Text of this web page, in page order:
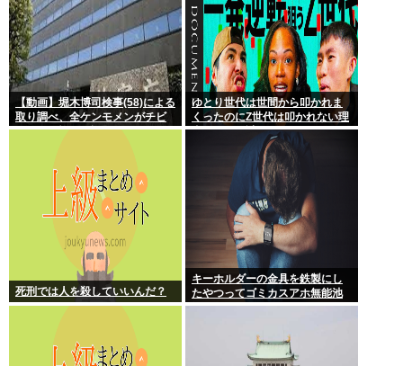
【動画】堀木博司検事(58)による
取り調べ、全ケンモメンがチビ
るくらい怖いと話題に
ゆとり世代は世間から叩かれま
くったのにZ世代は叩かれない理
由、マジで謎
死刑では人を殺していいんだ？
キーホルダーの金具を鉄製にし
たやつってゴミカスアホ無能池
沼？